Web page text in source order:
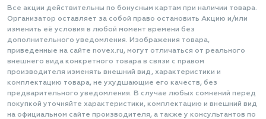
Все акции действительны по бонусным картам при наличии товара.
Организатор оставляет за собой право остановить Акцию и/или
изменить её условия в любой момент времени без
дополнительного уведомления. Изображения товара,
приведенные на сайте novex.ru, могут отличаться от реального
внешнего вида конкретного товара в связи с правом
производителя изменять внешний вид, характеристики и
комплектацию товара, не ухудшающие его качеств, без
предварительного уведомления. В случае любых сомнений перед
покупкой уточняйте характеристики, комплектацию и внешний вид
на официальном сайте производителя, а также у консультантов по